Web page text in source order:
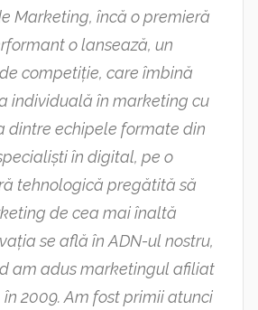
Marketing, încă o premieră
o lansează, un
competiție, care îmbină
individuală în marketing cu
dintre echipele formate din
în digital, pe o
tehnologică pregătită să
de cea mai înaltă
se află în ADN-ul nostru,
am adus marketingul afiliat
în 2009. Am fost primii atunci